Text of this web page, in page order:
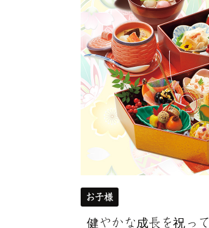
お子様
健やかな成長を祝って